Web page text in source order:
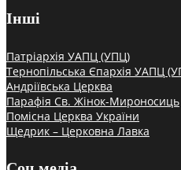
Інші
Патріархія УАПЦ (УПЦ)
Тернопільська Єпархія УАПЦ
Андріївська Церква
Парафія Св. Жінок-Мироносиць
Помісна Церква України
Щедрик – Церковна Лавка